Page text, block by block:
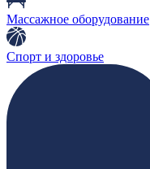
Массажное оборудование
Спорт и здоровье